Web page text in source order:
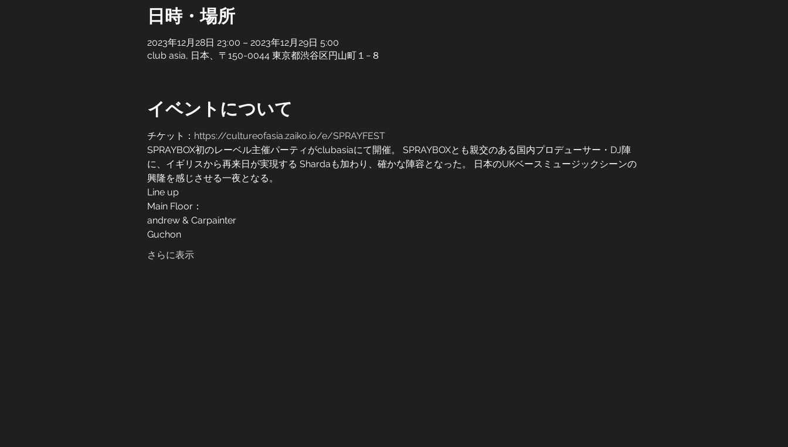
日時・場所
2023年12月28日 23:00 – 2023年12月29日 5:00
club asia, 日本、〒150-0044 東京都渋谷区円山町１−８
イベントについて
チケット： https://cultureofasia.zaiko.io/e/SPRAYFEST
SPRAYBOX初のレーベル主催パーティがclubasiaにて開催。 SPRAYBOXとも親交のある国内プロデューサー・DJ陣
に、イギリスから再来日が実現する Shardaも加わり、確かな陣容となった。 日本のUKベースミュージックシーンの
興隆を感じさせる一夜となる。
Line up
Main Floor：
andrew & Carpainter
Guchon
さらに表示